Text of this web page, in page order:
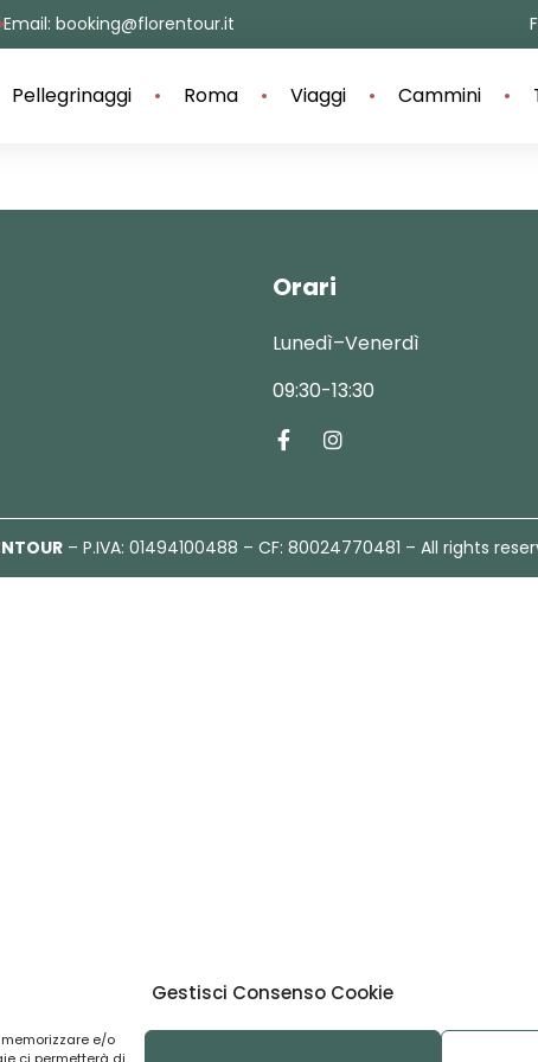
Gestisci Consenso Cookie
e/o
Email: booking@florentour.it
Pellegrinaggi Roma Viaggi Cammini
Orari
Lunedì–Venerdì
09:30-13:30
– P.IVA: 01494100488 – CF: 80024770481 – All rights